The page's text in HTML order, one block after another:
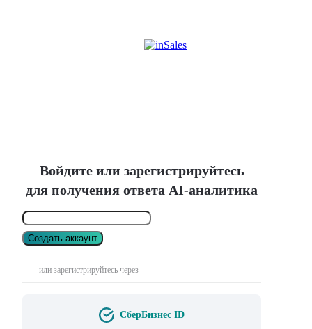
Войдите или зарегистрируйтесь
для получения ответа AI-аналитика
Создать аккаунт
или зарегистрируйтесь через
СберБизнес ID